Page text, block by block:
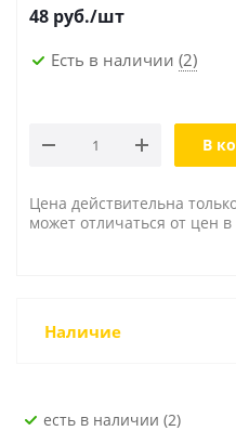
48 руб./шт
Есть в наличии (2)
В
Цена действительна
может отличаться от цен
Наличие
Есть в наличии (2)